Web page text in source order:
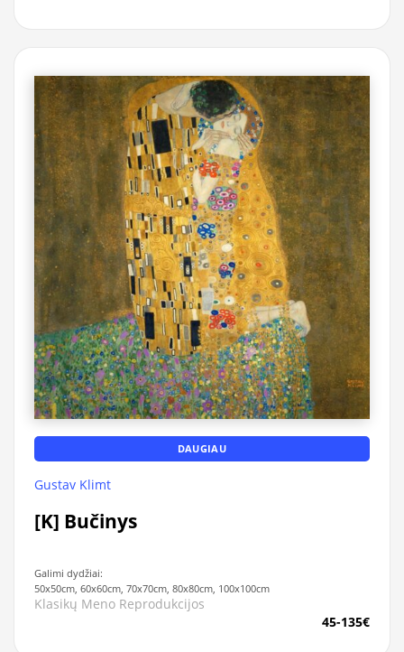
DAUGIAU
Gustav Klimt
[K] Bučinys
Galimi dydžiai:
50x50cm, 60x60cm, 70x70cm, 80x80cm, 100x100cm
Klasikų Meno Reprodukcijos
45-135€